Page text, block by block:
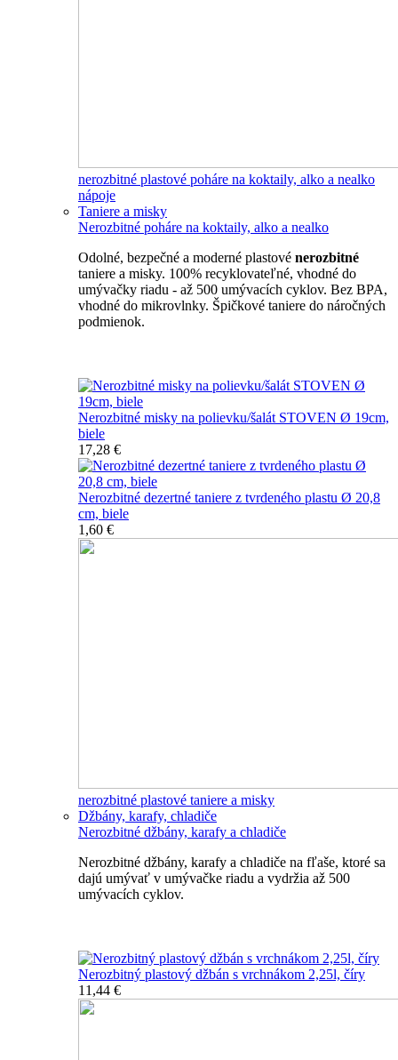
nerozbitné plastové poháre na koktaily, alko a nealko
nápoje
Taniere a misky
Nerozbitné poháre na koktaily, alko a nealko
Odolné, bezpečné a moderné plastové nerozbitné
taniere a misky. 100% recyklovateľné, vhodné do
umývačky riadu - až 500 umývacích cyklov. Bez BPA,
vhodné do mikrovlnky. Špičkové taniere do náročných
podmienok.
Nerozbitné misky na polievku/šalát STOVEN Ø 19cm,
biele
17,28 €
Nerozbitné dezertné taniere z tvrdeného plastu Ø 20,8
cm, biele
1,60 €
nerozbitné plastové taniere a misky
Džbány, karafy, chladiče
Nerozbitné džbány, karafy a chladiče
Nerozbitné džbány, karafy a chladiče na fľaše, ktoré sa
dajú umývať v umývačke riadu a vydržia až 500
umývacích cyklov.
Nerozbitný plastový džbán s vrchnákom 2,25l, číry
11,44 €